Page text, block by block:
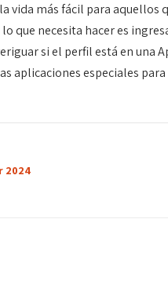
vida más fácil para
que necesita hacer es
si el perfil está en una
aplicaciones especiales
2024